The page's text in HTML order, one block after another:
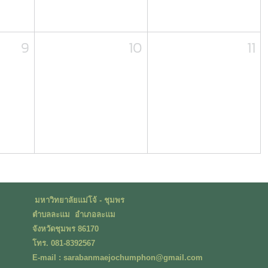
9 10 11
มหาวิทยาลัยแม่โจ้ - ชุมพร
ตำบลละแม อำเภอละแม
จังหวัดชุมพร 86170
โทร. 081-8392567
E-mail : sarabanmaejochumphon@gmail.com